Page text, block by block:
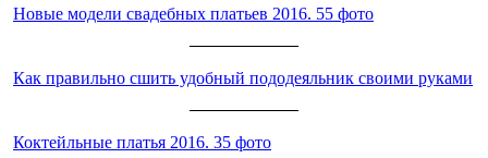
Новые модели свадебных платьев 2016. 55 фото
Как правильно сшить удобный пододеяльник своими руками
Коктейльные платья 2016. 35 фото